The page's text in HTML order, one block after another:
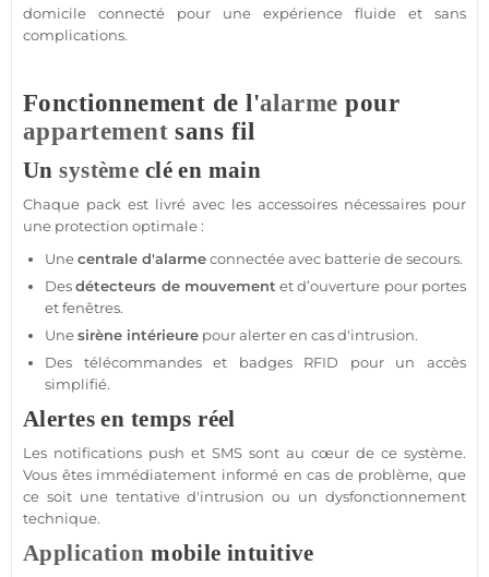
domicile connecté pour une expérience fluide et sans
complications.
Fonctionnement de l'alarme pour
appartementsans fil
Unsystème clé en main
Chaque pack est livré avec les accessoires nécessaires pour
une protection optimale :
Unecentrale d'alarmeconnectéeavec batterie de secours.
Desdétecteurs de mouvement et d’ouverture pour portes
et fenêtres.
Unesirène intérieure pour alerter en cas d'intrusion.
Des télécommandes et badges RFID pour un accès
simplifié.
Alertes en temps réel
Les notifications push et SMS sont au cœur de ce système.
Vous êtes immédiatement informé en cas de problème, que
ce soit une tentative d'intrusion ou un dysfonctionnement
technique.
Application mobile intuitive